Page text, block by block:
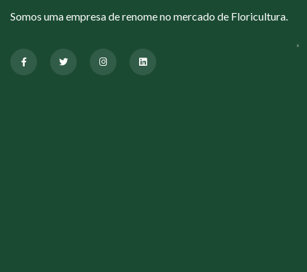
Somos uma empresa de renome no mercado de Floricultura.